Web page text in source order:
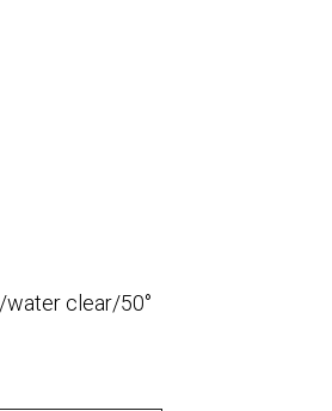
clear/50°